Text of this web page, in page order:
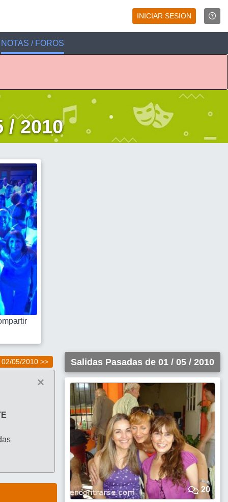
INICIAR SESION
NOTAS / FOROS
/ 2010
02/05/2010 >>
×
Salidas Pasadas de 01 / 05 / 2010
20